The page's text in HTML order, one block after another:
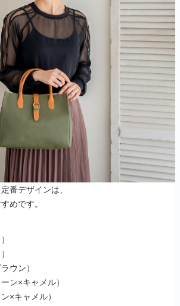
番デザインは、
めです。
ウン）
ン×キャメル）
×キャメル）